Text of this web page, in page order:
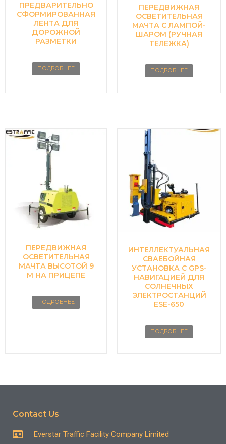
ПРЕДВАРИТЕЛЬНО
СФОРМИРОВАННАЯ
ЛЕНТА ДЛЯ
ДОРОЖНОЙ
РАЗМЕТКИ
ПОДРОБНЕЕ
ПЕРЕДВИЖНАЯ
ОСВЕТИТЕЛЬНАЯ
МАЧТА С ЛАМПОЙ-
ШАРОМ (РУЧНАЯ
ТЕЛЕЖКА)
ПОДРОБНЕЕ
ПЕРЕДВИЖНАЯ
ОСВЕТИТЕЛЬНАЯ
МАЧТА ВЫСОТОЙ 9
М НА ПРИЦЕПЕ
ПОДРОБНЕЕ
ИНТЕЛЛЕКТУАЛЬНАЯ
СВАЕБОЙНАЯ
УСТАНОВКА С GPS-
НАВИГАЦИЕЙ ДЛЯ
СОЛНЕЧНЫХ
ЭЛЕКТРОСТАНЦИЙ
ESE-650
ПОДРОБНЕЕ
Contact Us
Everstar Traffic Facility Company Limited